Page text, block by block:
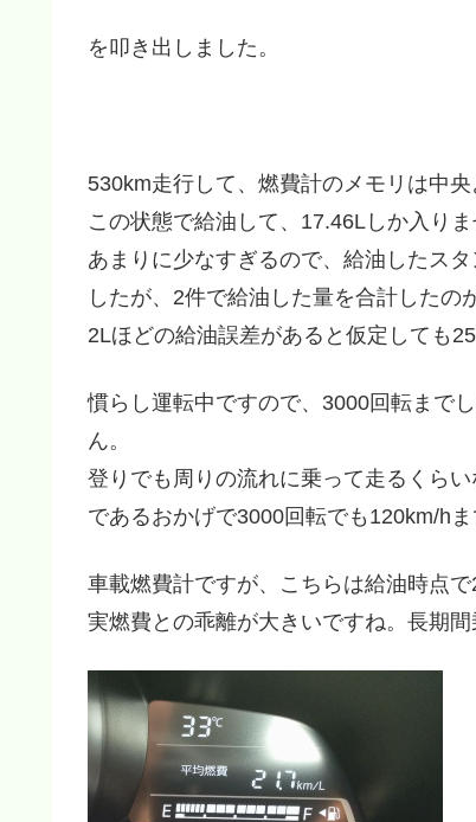
を叩き出しました。
530km走行して、燃費計のメモリは中央
この状態で給油して、17.46Lしか入りま
あまりに少なすぎるので、給油したス
したが、2件で給油した量を合計したの
2Lほどの給油誤差があると仮定しても
慣らし運転中ですので、3000回転まで
ん。
登りでも周りの流れに乗って走るくら
であるおかげで3000回転でも120km/hま
車載燃費計ですが、こちらは給油時点で
実燃費との乖離が大きいですね。長期